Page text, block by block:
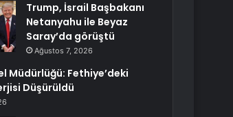
Trump, İsrail Başbakanı
Netanyahu ile Beyaz
Saray’da görüştü
Ağustos 7, 2026
Müdürlüğü: Fethiye’deki
Düşürüldü